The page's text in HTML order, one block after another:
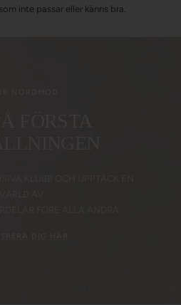
inte passar eller känns bra.